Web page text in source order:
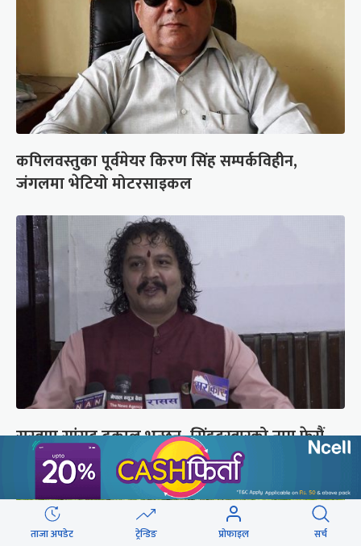
कपिलवस्तुका पूर्वमेयर किरण सिंह सम्पर्कविहीन,
जंगलमा भेटियो मोटरसाइकल
रास्वपा सांसद ढकाल भन्छन्- सिंहदरबारको नाम फेरौं,
अनामनगर दरबार राखौं
ताजा अपडेट ट्रेन्डिङ प्रोफाइल सर्च